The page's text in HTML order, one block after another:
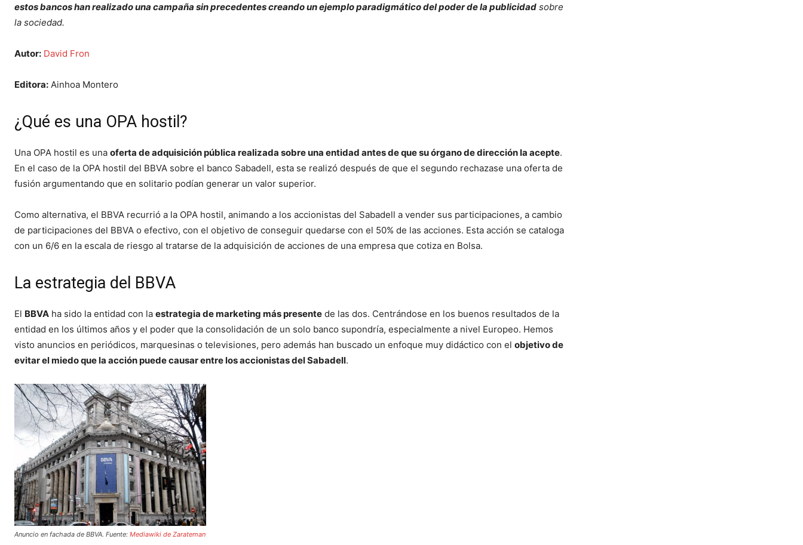
estos bancos han realizado una campaña sin precedentes creando un ejemplo paradigmático del poder de la publicidad sobre
la sociedad.
Autor: David Fron
Editora: Ainhoa Montero
¿Qué es una OPA hostil?
Una OPA hostil es una oferta de adquisición pública realizada sobre una entidad antes de que su órgano de dirección la acepte.
En el caso de la OPA hostil del BBVA sobre el banco Sabadell, esta se realizó después de que el segundo rechazase una oferta de
fusión argumentando que en solitario podían generar un valor superior.
Como alternativa, el BBVA recurrió a la OPA hostil, animando a los accionistas del Sabadell a vender sus participaciones, a cambio
de participaciones del BBVA o efectivo, con el objetivo de conseguir quedarse con el 50% de las acciones. Esta acción se cataloga
con un 6/6 en la escala de riesgo al tratarse de la adquisición de acciones de una empresa que cotiza en Bolsa.
La estrategia del BBVA
El BBVA ha sido la entidad con la estrategia de marketing más presente de las dos. Centrándose en los buenos resultados de la
entidad en los últimos años y el poder que la consolidación de un solo banco supondría, especialmente a nivel Europeo. Hemos
visto anuncios en periódicos, marquesinas o televisiones, pero además han buscado un enfoque muy didáctico con el objetivo de
evitar el miedo que la acción puede causar entre los accionistas del Sabadell.
Anuncio en fachada de BBVA. Fuente: Mediawiki de Zarateman